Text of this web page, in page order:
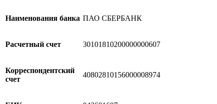
Наименования банка ПАО СБЕРБАНК
Расчетный счет 30101810200000000607
Корреспондентский
счет
40802810156000008974